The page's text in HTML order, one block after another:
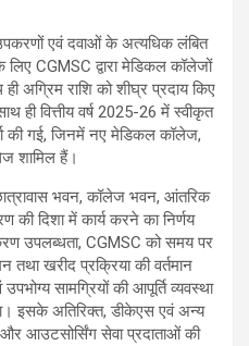
एवं दवाओं के अत्यधिक लंबित
CGMSC द्वारा मेडिकल कॉलेजों
अग्रिम राशि को शीघ्र प्रदाय किए
ही वित्तीय वर्ष 2025-26 में स्वीकृत
की गई, जिनमें नए मेडिकल कॉलेज,
शामिल हैं।
भवन, कॉलेज भवन, आंतरिक
दिशा में कार्य करने का निर्णय
उपलब्धता, CGMSC को समय पर
तथा खरीद प्रक्रिया की वर्तमान
सामग्रियों की आपूर्ति व्यवस्था
इसके अतिरिक्त, डीकेएस एवं अन्य
आउटसोर्सिंग सेवा प्रदाताओं की